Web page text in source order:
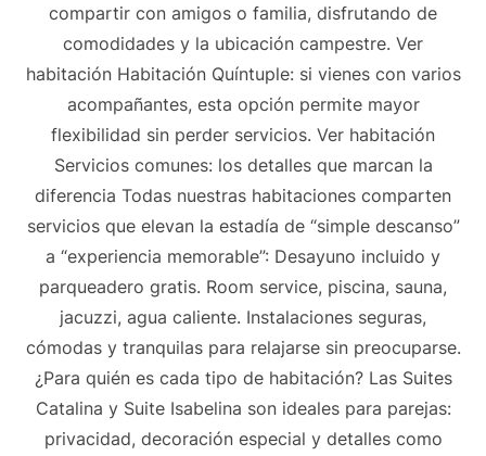
compartir con amigos o familia, disfrutando de
comodidades y la ubicación campestre. Ver
habitación Habitación Quíntuple: si vienes con varios
acompañantes, esta opción permite mayor
flexibilidad sin perder servicios. Ver habitación
Servicios comunes: los detalles que marcan la
diferencia Todas nuestras habitaciones comparten
servicios que elevan la estadía de “simple descanso”
a “experiencia memorable”: Desayuno incluido y
parqueadero gratis. Room service, piscina, sauna,
jacuzzi, agua caliente. Instalaciones seguras,
cómodas y tranquilas para relajarse sin preocuparse.
¿Para quién es cada tipo de habitación? Las Suites
Catalina y Suite Isabelina son ideales para parejas:
privacidad, decoración especial y detalles como